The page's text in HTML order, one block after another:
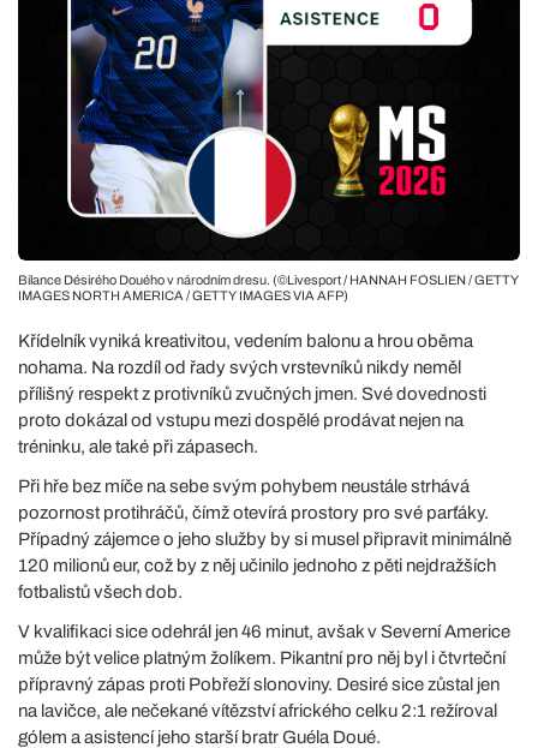
Bilance Désirého Douého v národním dresu. (©Livesport / HANNAH FOSLIEN / GETTY
IMAGES NORTH AMERICA / GETTY IMAGES VIA AFP)
Křídelník vyniká kreativitou, vedením balonu a hrou oběma
nohama. Na rozdíl od řady svých vrstevníků nikdy neměl
přílišný respekt z protivníků zvučných jmen. Své dovednosti
proto dokázal od vstupu mezi dospělé prodávat nejen na
tréninku, ale také při zápasech.
Při hře bez míče na sebe svým pohybem neustále strhává
pozornost protihráčů, čímž otevírá prostory pro své parťáky.
Případný zájemce o jeho služby by si musel připravit minimálně
120 milionů eur, což by z něj učinilo jednoho z pěti nejdražších
fotbalistů všech dob.
V kvalifikaci sice odehrál jen 46 minut, avšak v Severní Americe
může být velice platným žolíkem. Pikantní pro něj byl i čtvrteční
přípravný zápas proti Pobřeží slonoviny. Desiré sice zůstal jen
na lavičce, ale nečekané vítězství afrického celku 2:1 režíroval
gólem a asistencí jeho starší bratr Guéla Doué.